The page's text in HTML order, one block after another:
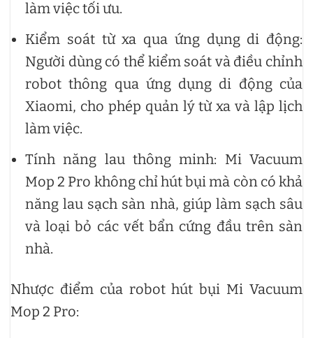
làm việc tối ưu.
Kiểm soát từ xa qua ứng dụng di động:
Người dùng có thể kiểm soát và điều chỉnh
robot thông qua ứng dụng di động của
Xiaomi, cho phép quản lý từ xa và lập lịch
làm việc.
Tính năng lau thông minh: Mi Vacuum
Mop 2 Pro không chỉ hút bụi mà còn có khả
năng lau sạch sàn nhà, giúp làm sạch sâu
và loại bỏ các vết bẩn cứng đầu trên sàn
nhà.
Nhược điểm của robot hút bụi Mi Vacuum
Mop 2 Pro: